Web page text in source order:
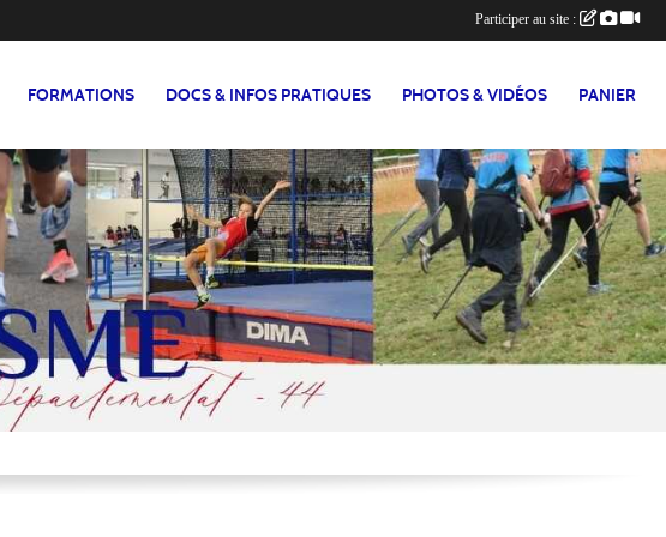
FORMATIONS DOCS & INFOS PRATIQUES PHOTOS & VIDÉOS PANIER
Participer au site :